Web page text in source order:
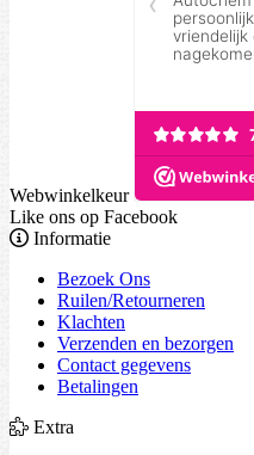
Webwinkelkeur
Like ons op Facebook
Informatie
Bezoek Ons
Ruilen/Retourneren
Klachten
Verzenden en bezorgen
Contact gegevens
Betalingen
Extra